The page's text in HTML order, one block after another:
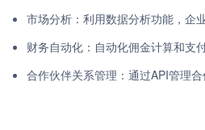
市场分析：利用数据分析功能，企
财务自动化：自动化佣金计算和支
合作伙伴关系管理：通过API管理